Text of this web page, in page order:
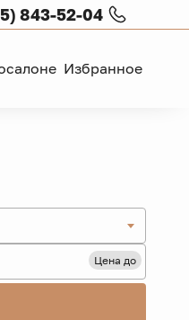
843-52-04
Избранное
Цена до